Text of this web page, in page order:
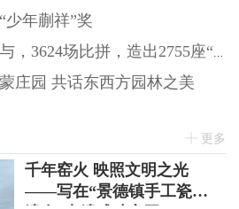
少年蒯祥”奖
苏港澳3918名学生参与，3624场比拼，造出2755座“迷你园林”
庄园 共话东西方园林之美
更多
千年窑火 映照文明之光
——写在“景德镇手工瓷业